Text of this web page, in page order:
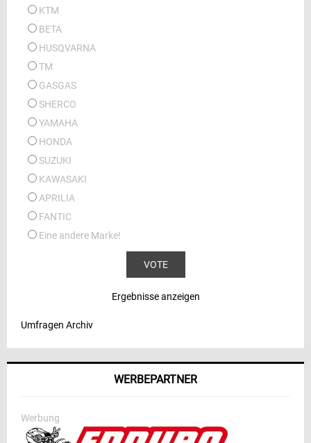
KTM
BETA
HUSQVARNA
TM
GASGAS
SHERCO
YAMAHA
HONDA
SUZUKI
KAWASAKI
APRILIA
FANTIC
Eine andere Marke!
Ergebnisse anzeigen
Umfragen Archiv
WERBEPARTNER
Werbung